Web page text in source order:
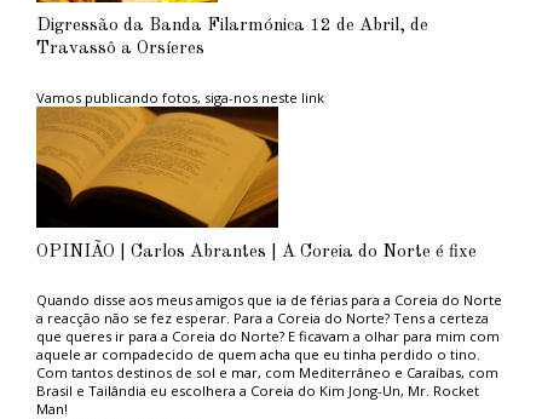
Digressão da Banda Filarmónica 12 de Abril, de
Travassô a Orsíeres
Vamos publicando fotos, siga-nos neste link
OPINIÃO | Carlos Abrantes | A Coreia do Norte é fixe
Quando disse aos meus amigos que ia de férias para a Coreia do Norte
a reacção não se fez esperar. Para a Coreia do Norte? Tens a certeza
que queres ir para a Coreia do Norte? E ficavam a olhar para mim com
aquele ar compadecido de quem acha que eu tinha perdido o tino.
Com tantos destinos de sol e mar, com Mediterrâneo e Caraíbas, com
Brasil e Tailândia eu escolhera a Coreia do Kim Jong-Un, Mr. Rocket
Man!